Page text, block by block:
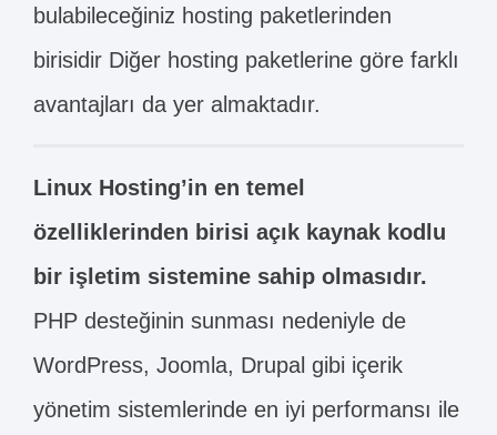
bulabileceğiniz hosting paketlerinden
birisidir Diğer hosting paketlerine göre farklı
avantajları da yer almaktadır.
Linux Hosting’in en temel
özelliklerinden birisi açık kaynak kodlu
bir işletim sistemine sahip olmasıdır.
PHP desteğinin sunması nedeniyle de
WordPress, Joomla, Drupal gibi içerik
yönetim sistemlerinde en iyi performansı ile